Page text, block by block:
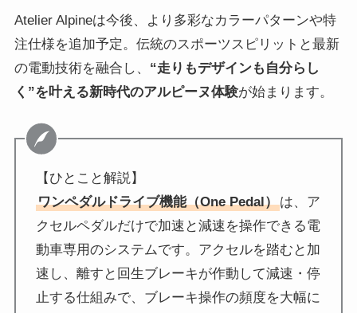
Atelier Alpineは今後、より多彩なカラーパターンや特
注仕様を追加予定。伝統のスポーツスピリットと最新
の電動技術を融合し、 “走りもデザインも自分らし
く”を叶える新時代のアルピーヌ体験が始まります。
【ひとこと解説】
ワンペダルドライブ機能（One Pedal）は、ア
クセルペダルだけで加速と減速を操作できる電
動車専用のシステムです。アクセルを踏むと加
速し、離すと回生ブレーキが作動して減速・停
止する仕組みで、ブレーキ操作の頻度を大幅に